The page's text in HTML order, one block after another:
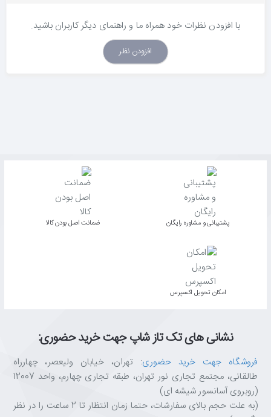
با افزودن نظرات خود همراه ما و راهنمای دیگر کاربران باشید.
افزودن نظر
پشتیبانی و مشاوره رایگان ﺿﻤﺎﻧﺖ اﺻﻞ ﺑﻮدن ﮐﺎﻟﺎ
اﻣﮑﺎن ﺗﺤﻮﯾﻞ اﮐﺴﭙﺮس
نشانی های تک تاز شاپ جهت خرید حضوری:
فروشگاه جهت خرید حضوری: تهران، خیابان ولیعصر، چهارراه
طالقانی، مجتمع تجاری نور تهران، طبقه تجاری چهارم، واحد 12007
(روبروی آسانسور شیشه ای)
(به علت حجم بالای سفارشات، حتما زمان انتظار تا 2 ساعت را در نظر